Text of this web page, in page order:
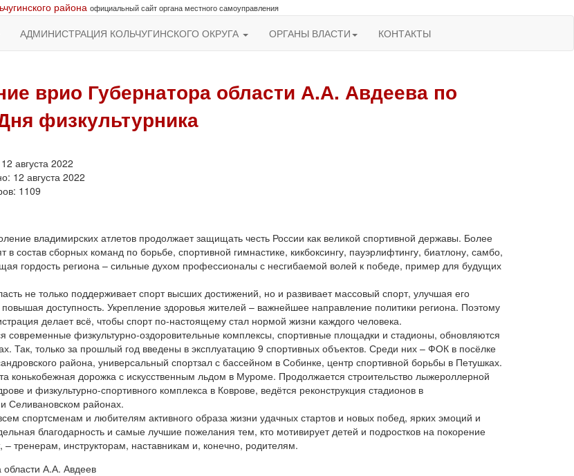
района официальный сайт органа местного самоуправления
АДМИНИСТРАЦИЯ КОЛЬЧУГИНСКОГО ОКРУГА ОРГАНЫ ВЛАСТИ КОНТАКТЫ
врио Губернатора области А.А. Авдеева по
физкультурника
августа 2022
12 августа 2022
1109
владимирских атлетов продолжает защищать честь России как великой спортивной державы. Более
в состав сборных команд по борьбе, спортивной гимнастике, кикбоксингу, пауэрлифтингу, биатлону, самбо,
гордость региона – сильные духом профессионалы с несгибаемой волей к победе, пример для будущих
не только поддерживает спорт высших достижений, но и развивает массовый спорт, улучшая его
повышая доступность. Укрепление здоровья жителей – важнейшее направление политики региона. Поэтому
делает всё, чтобы спорт по-настоящему стал нормой жизни каждого человека.
современные физкультурно-оздоровительные комплексы, спортивные площадки и стадионы, обновляются
Так, только за прошлый год введены в эксплуатацию 9 спортивных объектов. Среди них – ФОК в посёлке
района, универсальный спортзал с бассейном в Собинке, центр спортивной борьбы в Петушках.
конькобежная дорожка с искусственным льдом в Муроме. Продолжается строительство лыжероллерной
и физкультурно-спортивного комплекса в Коврове, ведётся реконструкция стадионов в
Селивановском районах.
спортсменам и любителям активного образа жизни удачных стартов и новых побед, ярких эмоций и
благодарность и самые лучшие пожелания тем, кто мотивирует детей и подростков на покорение
– тренерам, инструкторам, наставникам и, конечно, родителям.
области А.А. Авдеев